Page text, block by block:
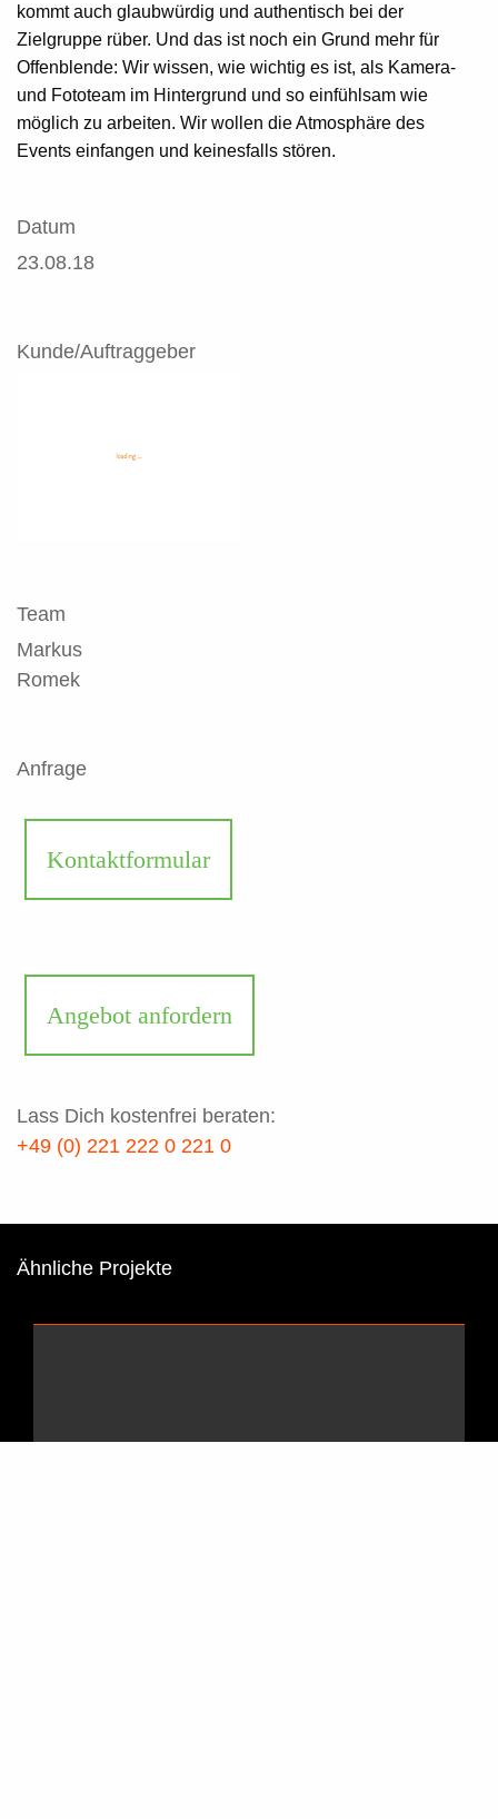
kommt auch glaubwürdig und authentisch bei der
Zielgruppe rüber. Und das ist noch ein Grund mehr für
Offenblende: Wir wissen, wie wichtig es ist, als Kamera-
und Fototeam im Hintergrund und so einfühlsam wie
möglich zu arbeiten. Wir wollen die Atmosphäre des
Events einfangen und keinesfalls stören.
Datum
23.08.18
Kunde/Auftraggeber
Team
Markus
Romek
Anfrage
Kontaktformular
Angebot anfordern
Lass Dich kostenfrei beraten:
+49 (0) 221 222 0 221 0
Ähnliche Projekte